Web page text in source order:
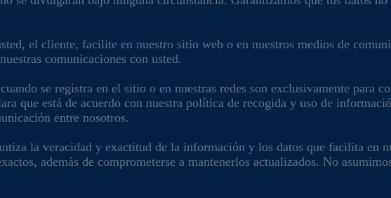
el cliente, facilite en nuestro sitio web o en nuestros medios de
comunicaciones con usted.
se registra en el sitio o en nuestras redes son exclusivamente para
que está de acuerdo con nuestra política de recogida y uso de
entre nosotros.
la veracidad y exactitud de la información y los datos que facilita en
además de comprometerse a mantenerlos actualizados. No